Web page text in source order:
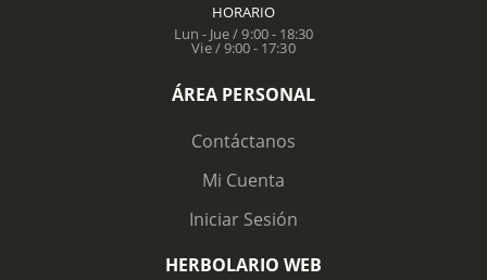
HORARIO
Lun - Jue / 9:00 - 18:30
Vie / 9:00 - 17:30
ÁREA PERSONAL
Contáctanos
Mi Cuenta
Iniciar Sesión
HERBOLARIO WEB